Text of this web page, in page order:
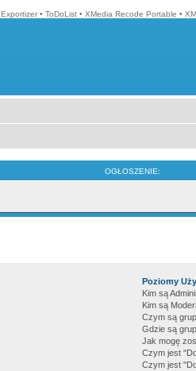
Exportizer • ToDoList • XMedia Recode Portable •
OGŁOSZENIE:
Poziomy
Kim są
Kim są
Czym są
Gdzie są
Jak mogę
Czym jest
Czym jest